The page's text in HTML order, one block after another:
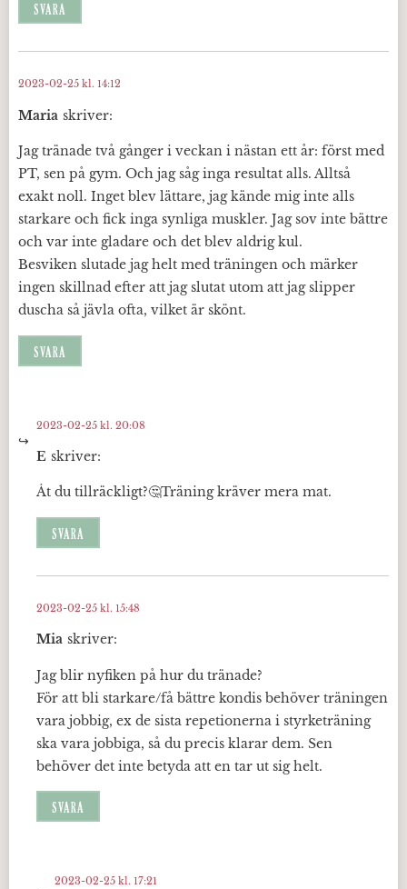
SVARA
Maria skriver:
2023-02-25 kl. 14:12
Jag tränade två gånger i veckan i nästan ett år: först med
PT, sen på gym. Och jag såg inga resultat alls. Alltså
exakt noll. Inget blev lättare, jag kände mig inte alls
starkare och fick inga synliga muskler. Jag sov inte bättre
och var inte gladare och det blev aldrig kul.
Besviken slutade jag helt med träningen och märker
ingen skillnad efter att jag slutat utom att jag slipper
duscha så jävla ofta, vilket är skönt.
SVARA
E skriver:
2023-02-25 kl. 20:08
Åt du tillräckligt?🤔Träning kräver mera mat.
SVARA
Mia skriver:
2023-02-25 kl. 15:48
Jag blir nyfiken på hur du tränade?
För att bli starkare/få bättre kondis behöver träningen
vara jobbig, ex de sista repetionerna i styrketräning
ska vara jobbiga, så du precis klarar dem. Sen
behöver det inte betyda att en tar ut sig helt.
SVARA
2023-02-25 kl. 17:21